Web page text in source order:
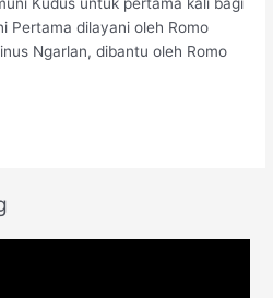
Kudus untuk pertama kali bagi
Pertama dilayani oleh Romo
Ngarlan, dibantu oleh Romo